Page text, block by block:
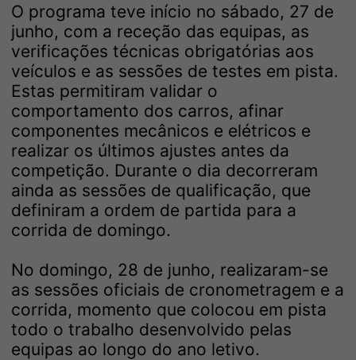
O programa teve início no sábado, 27 de
junho, com a receção das equipas, as
verificações técnicas obrigatórias aos
veículos e as sessões de testes em pista.
Estas permitiram validar o
comportamento dos carros, afinar
componentes mecânicos e elétricos e
realizar os últimos ajustes antes da
competição. Durante o dia decorreram
ainda as sessões de qualificação, que
definiram a ordem de partida para a
corrida de domingo.
No domingo, 28 de junho, realizaram-se
as sessões oficiais de cronometragem e a
corrida, momento que colocou em pista
todo o trabalho desenvolvido pelas
equipas ao longo do ano letivo.